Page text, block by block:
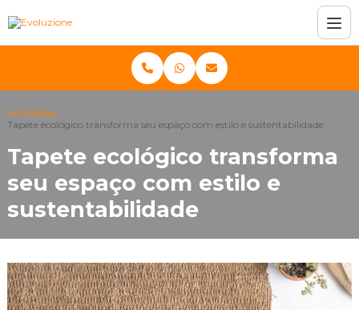
HomeBlog
Tapete ecológico transforma seu espaço com estilo e sustentabilidade
Tapete ecológico transforma
seu espaço com estilo e
sustentabilidade